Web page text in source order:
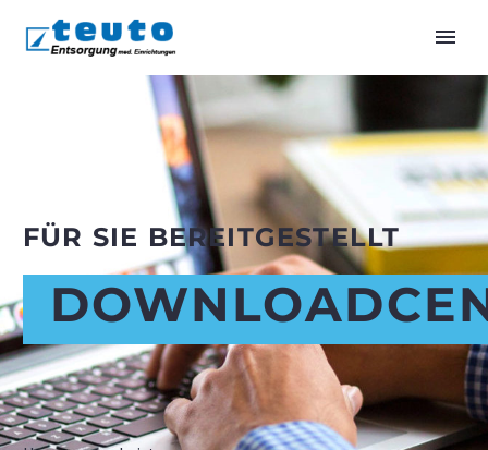
FÜR SIE BEREITGESTELLT